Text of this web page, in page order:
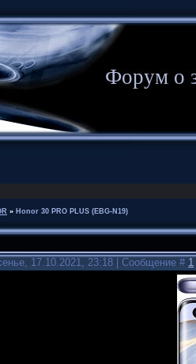
Форум о
» Honor 30 PRO PLUS (EBG-N19)
17.10.2021, 23:18 | Сообщение # 1